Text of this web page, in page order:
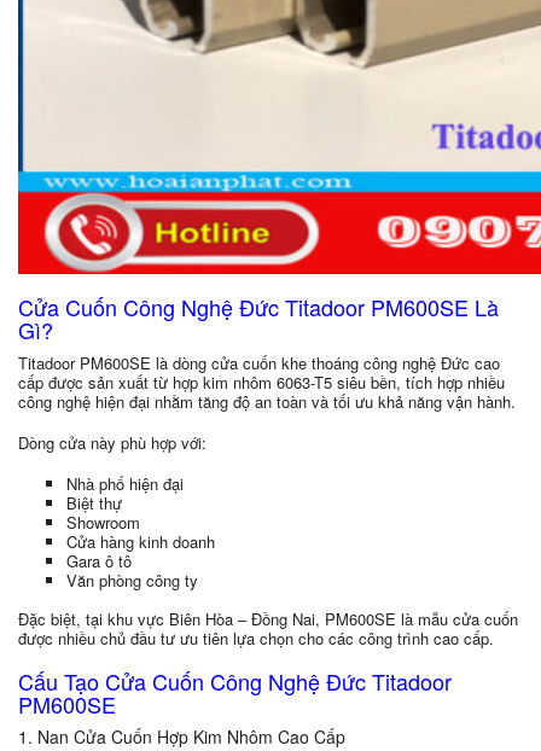
Cửa Cuốn Công Nghệ Đức Titadoor PM600SE Là
Gì?
Titadoor PM600SE là dòng cửa cuốn khe thoáng công nghệ Đức cao
cấp được sản xuất từ hợp kim nhôm 6063-T5 siêu bền, tích hợp nhiều
công nghệ hiện đại nhằm tăng độ an toàn và tối ưu khả năng vận hành.
Dòng cửa này phù hợp với:
Nhà phố hiện đại
Biệt thự
Showroom
Cửa hàng kinh doanh
Gara ô tô
Văn phòng công ty
Đặc biệt, tại khu vực Biên Hòa – Đồng Nai, PM600SE là mẫu cửa cuốn
được nhiều chủ đầu tư ưu tiên lựa chọn cho các công trình cao cấp.
Cấu Tạo Cửa Cuốn Công Nghệ Đức Titadoor
PM600SE
1. Nan Cửa Cuốn Hợp Kim Nhôm Cao Cấp